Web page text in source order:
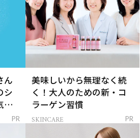
ん
シ
に
PR
美味しいから無理なく続
く！大人のための新・コ
ラーゲン習慣
SKINCARE PR